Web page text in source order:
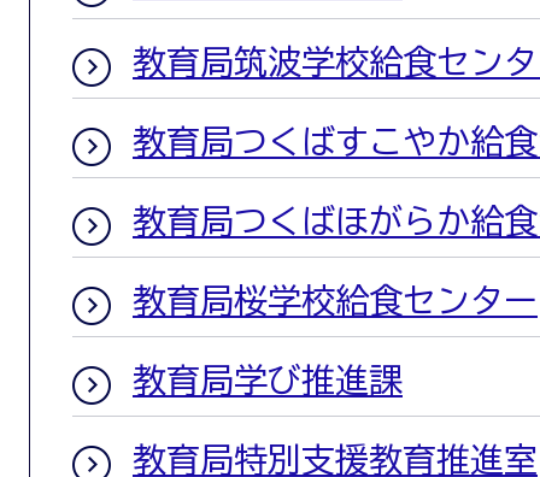
教育局筑波学校給食セン
教育局つくばすこやか給
教育局つくばほがらか給
教育局桜学校給食センター
教育局学び推進課
教育局特別支援教育推進室